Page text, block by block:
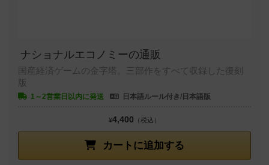
ナショナルエコノミーの通販
国産経済ゲームの金字塔。三部作をすべて収録した復刻
版
1～2営業日以内に発送 日本語ルール付き/日本語版
カートに追加する
¥4,400 （税込）